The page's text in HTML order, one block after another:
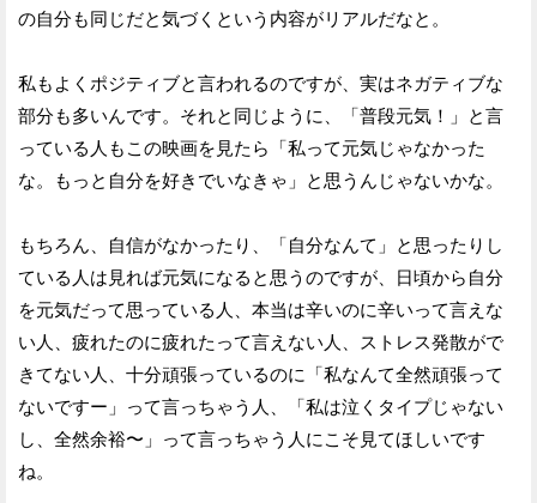
の自分も同じだと気づくという内容がリアルだなと。
私もよくポジティブと言われるのですが、実はネガティブな
部分も多いんです。それと同じように、「普段元気！」と言
っている人もこの映画を見たら「私って元気じゃなかった
な。もっと自分を好きでいなきゃ」と思うんじゃないかな。
もちろん、自信がなかったり、「自分なんて」と思ったりし
ている人は見れば元気になると思うのですが、日頃から自分
を元気だって思っている人、本当は辛いのに辛いって言えな
い人、疲れたのに疲れたって言えない人、ストレス発散がで
きてない人、十分頑張っているのに「私なんて全然頑張って
ないですー」って言っちゃう人、「私は泣くタイプじゃない
し、全然余裕〜」って言っちゃう人にこそ見てほしいです
ね。